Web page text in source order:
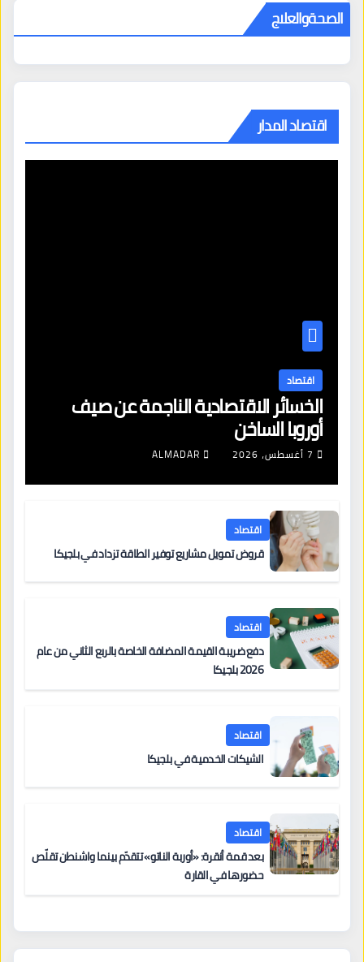
الصحةوالعلاج
اقتصاد المدار
اقتصاد
الخسائر الاقتصادية الناجمة عن صيف
أوروبا الساخن
7 أغسطس، 2026 ALMADAR
اقتصاد
قروض تمويل مشاريع توفير الطاقة تزداد في بلجيكا
اقتصاد
دفع ضريبة القيمة المضافة الخاصة بالربع الثاني من عام
2026 بلجيكا
اقتصاد
الشيكات الخدمية في بلجيكا
اقتصاد
بعد قمة أنقرة: «أوربة الناتو» تتقدّم بينما واشنطن تقلّص
حضورها في القارة